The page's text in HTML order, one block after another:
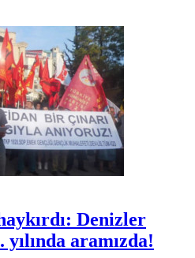
Denizler
aramızda!